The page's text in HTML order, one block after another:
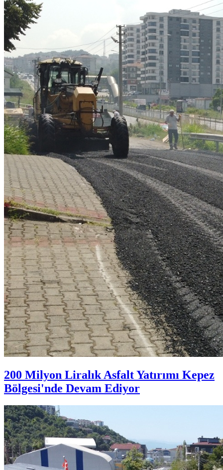
200 Milyon Liralık Asfalt Yatırımı Kepez
Bölgesi'nde Devam Ediyor